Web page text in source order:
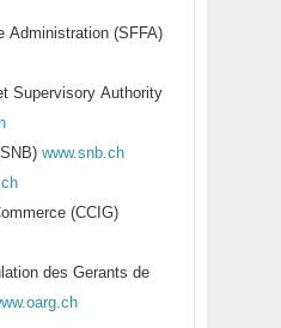
Administration (SFFA)
Supervisory Authority
www.snb.ch
(CCIG)
des Gerants de